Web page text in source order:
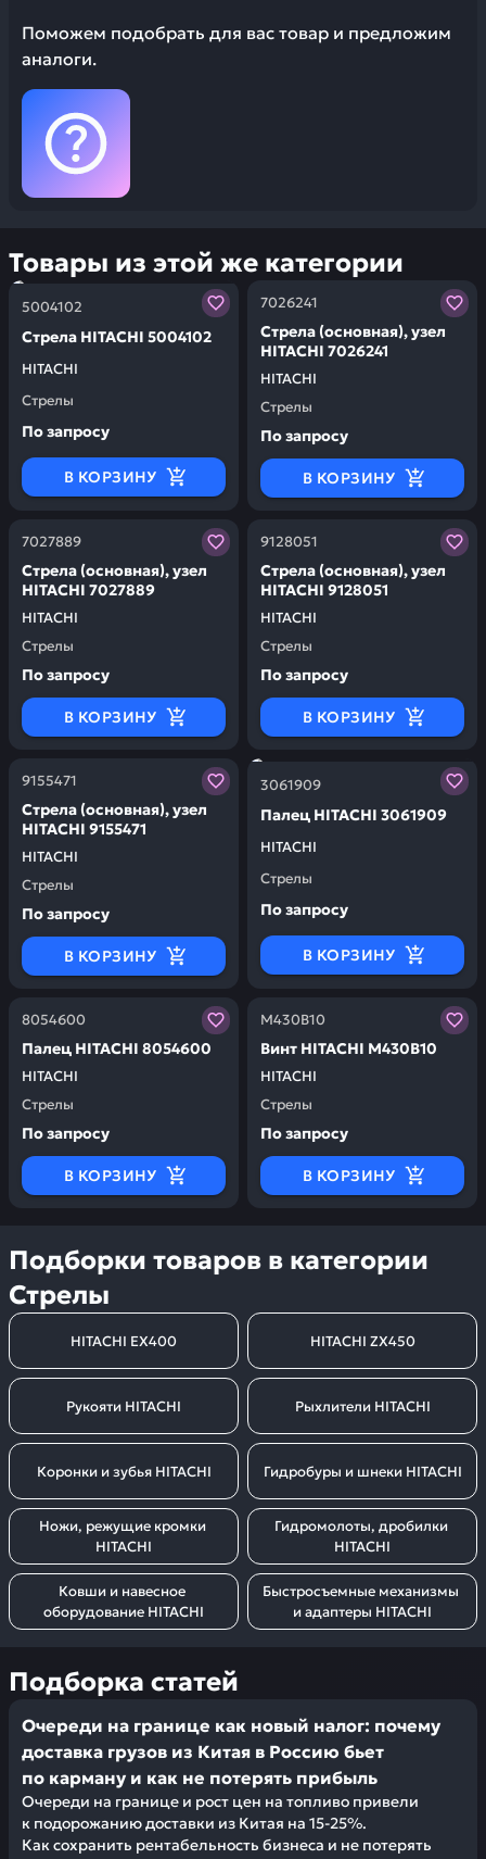
Поможем подобрать для вас товар и предложим
аналоги.
Товары из этой же категории
5004102
HITACHI
Стрела HITACHI 5004102
Стрелы
Заказывая запчасти у нас, вы получаете гарантию
По запросу
В КОРЗИНУ
7026241
HITACHI
Стрела (основная), узел
HITACHI 7026241
Стрелы
Заказывая запчасти у
По запросу
В КОРЗИНУ
7027889
HITACHI
Стрела (основная), узел
HITACHI 7027889
Стрелы
Заказывая запчасти у нас, вы получаете гарантию
По запросу
В КОРЗИНУ
9128051
HITACHI
Стрела (основная), узел
HITACHI 9128051
Стрелы
Заказывая запчасти у
По запросу
В КОРЗИНУ
9155471
HITACHI
Стрела (основная), узел
HITACHI 9155471
Стрелы
Заказывая запчасти у нас, вы получаете гарантию
По запросу
В КОРЗИНУ
3061909
HITACHI
Палец HITACHI 3061909
Стрелы
Заказывая запчасти у
По запросу
В КОРЗИНУ
8054600
HITACHI
Палец HITACHI 8054600
Стрелы
Заказывая запчасти у нас, вы получаете гарантию
По запросу
В КОРЗИНУ
M430B10
HITACHI
Винт HITACHI M430B10
Стрелы
Заказывая запчасти у
По запросу
В КОРЗИНУ
Подборки товаров в категории
Стрелы
HITACHI EX400 HITACHI ZX450
Рукояти HITACHI Рыхлители HITACHI
Коронки и зубья HITACHI Гидробуры и шнеки HITACHI
Ножи, режущие кромки
HITACHI
Гидромолоты, дробилки
HITACHI
Ковши и навесное
оборудование HITACHI
Быстросъемные механизмы
и адаптеры HITACHI
Подборка статей
Очереди на границе как новый налог: почему
доставка грузов из Китая в Россию бьет
по карману и как не потерять прибыль
Очереди на границе и рост цен на топливо привели
к подорожанию доставки из Китая на 15-25%.
Как сохранить рентабельность бизнеса и не потерять